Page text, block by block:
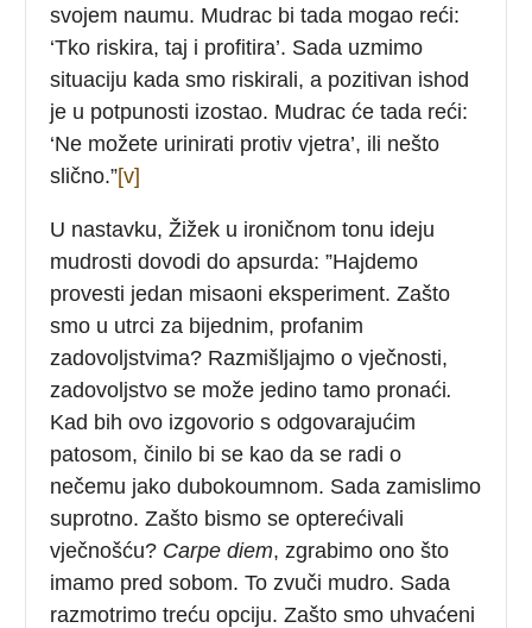
svojem naumu. Mudrac bi tada mogao reći:
‘Tko riskira, taj i profitira’. Sada uzmimo
situaciju kada smo riskirali, a pozitivan ishod
je u potpunosti izostao. Mudrac će tada reći:
‘Ne možete urinirati protiv vjetra’, ili nešto
slično.”[v]
U nastavku, Žižek u ironičnom tonu ideju
mudrosti dovodi do apsurda: ”Hajdemo
provesti jedan misaoni eksperiment. Zašto
smo u utrci za bijednim, profanim
zadovoljstvima? Razmišljajmo o vječnosti,
zadovoljstvo se može jedino tamo pronaći.
Kad bih ovo izgovorio s odgovarajućim
patosom, činilo bi se kao da se radi o
nečemu jako dubokoumnom. Sada zamislimo
suprotno. Zašto bismo se opterećivali
vječnošću? Carpe diem, zgrabimo ono što
imamo pred sobom. To zvuči mudro. Sada
razmotrimo treću opciju. Zašto smo uhvaćeni